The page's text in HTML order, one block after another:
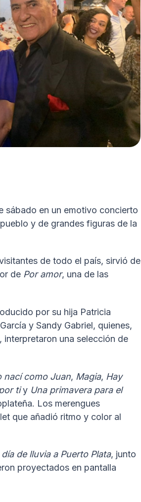
sábado en un emotivo concierto
y de grandes figuras de la
de todo el país, sirvió de
de Por amor, una de las
por su hija Patricia
y Sandy Gabriel, quienes,
una selección de
nací como Juan, Magia, Hay
tiy Una primavera para el
Los merengues
que añadió ritmo y color al
de lluvia a Puerto Plata, junto
proyectados en pantalla